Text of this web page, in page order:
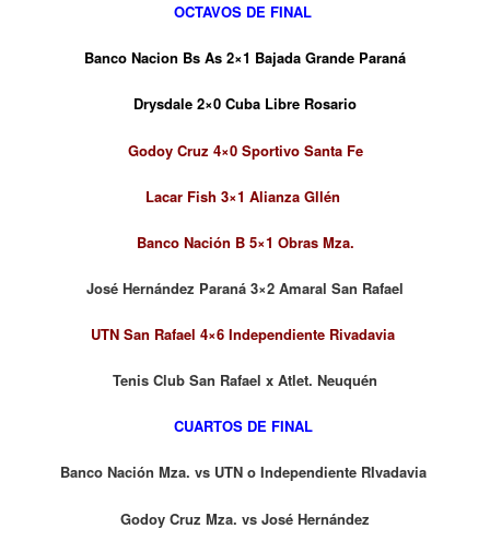
OCTAVOS DE FINAL
Banco Nacion Bs As 2×1 Bajada Grande Paraná
Drysdale 2×0 Cuba Libre Rosario
Godoy Cruz 4×0 Sportivo Santa Fe
Lacar Fish 3×1 Alianza Gllén
Banco Nación B 5×1 Obras Mza.
José Hernández Paraná 3×2 Amaral San Rafael
UTN San Rafael 4×6 Independiente Rivadavia
Tenis Club San Rafael x Atlet. Neuquén
CUARTOS DE FINAL
Banco Nación Mza. vs UTN o Independiente RIvadavia
Godoy Cruz Mza. vs José Hernández